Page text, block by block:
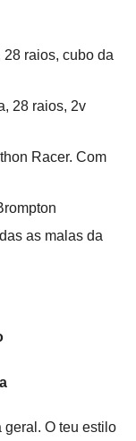
raios, cubo da
28 raios, 2v
Racer. Com
as malas da
O teu estilo